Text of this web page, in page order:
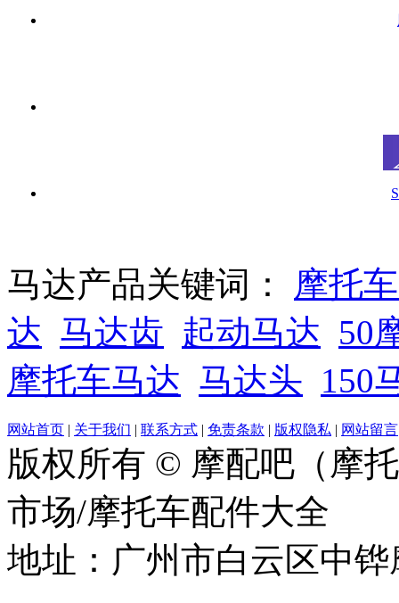
马达产品关键词： 摩托
达 马达齿 起动马达 50
摩托车马达 马达头 150
网站首页 | 关于我们 | 联系方式 | 免责条款 | 版权隐私 | 网站留言
版权所有 © 摩配吧（摩
市场/摩托车配件大全
地址：广州市白云区中